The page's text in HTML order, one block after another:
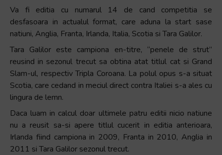
shortcut
activates
the
screen
reader
help
you
navigate
interact
with
Va fi editia cu numarul 14 de cand competitia se
desfasoara in actualul format, care aduna la start sase
natiuni, Anglia, Franta, Irlanda, Italia, Scotia si Tara Galilor.
Tara Galilor este campiona en-titre, “penele de strut”
reusind in sezonul trecut sa obtina atat titlul cat si Grand
Slam-ul, respectiv Tripla Coroana. La polul opus s-a situat
Scotia, care cedand in meciul direct contra Italiei s-a ales cu
lingura de lemn.
Daca luam in calcul doar ultimele patru editii nicio natiune
nu a reusit sa-si apere titlul cucerit in editia anterioara,
Irlanda fiind campiona in 2009, Franta in 2010, Anglia in
2011 si Tara Galilor sezonul trecut.